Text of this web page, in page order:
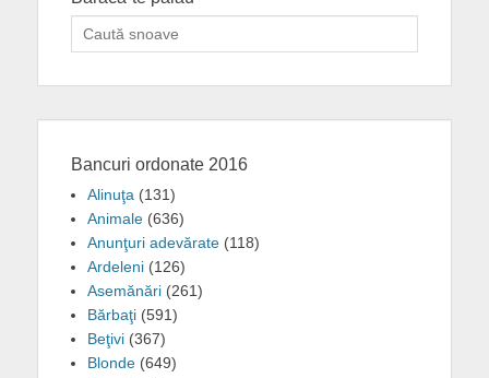
Search
for:
Bancuri ordonate 2016
Alinuţa (131)
Animale (636)
Anunţuri adevărate (118)
Ardeleni (126)
Asemănări (261)
Bărbaţi (591)
Beţivi (367)
Blonde (649)